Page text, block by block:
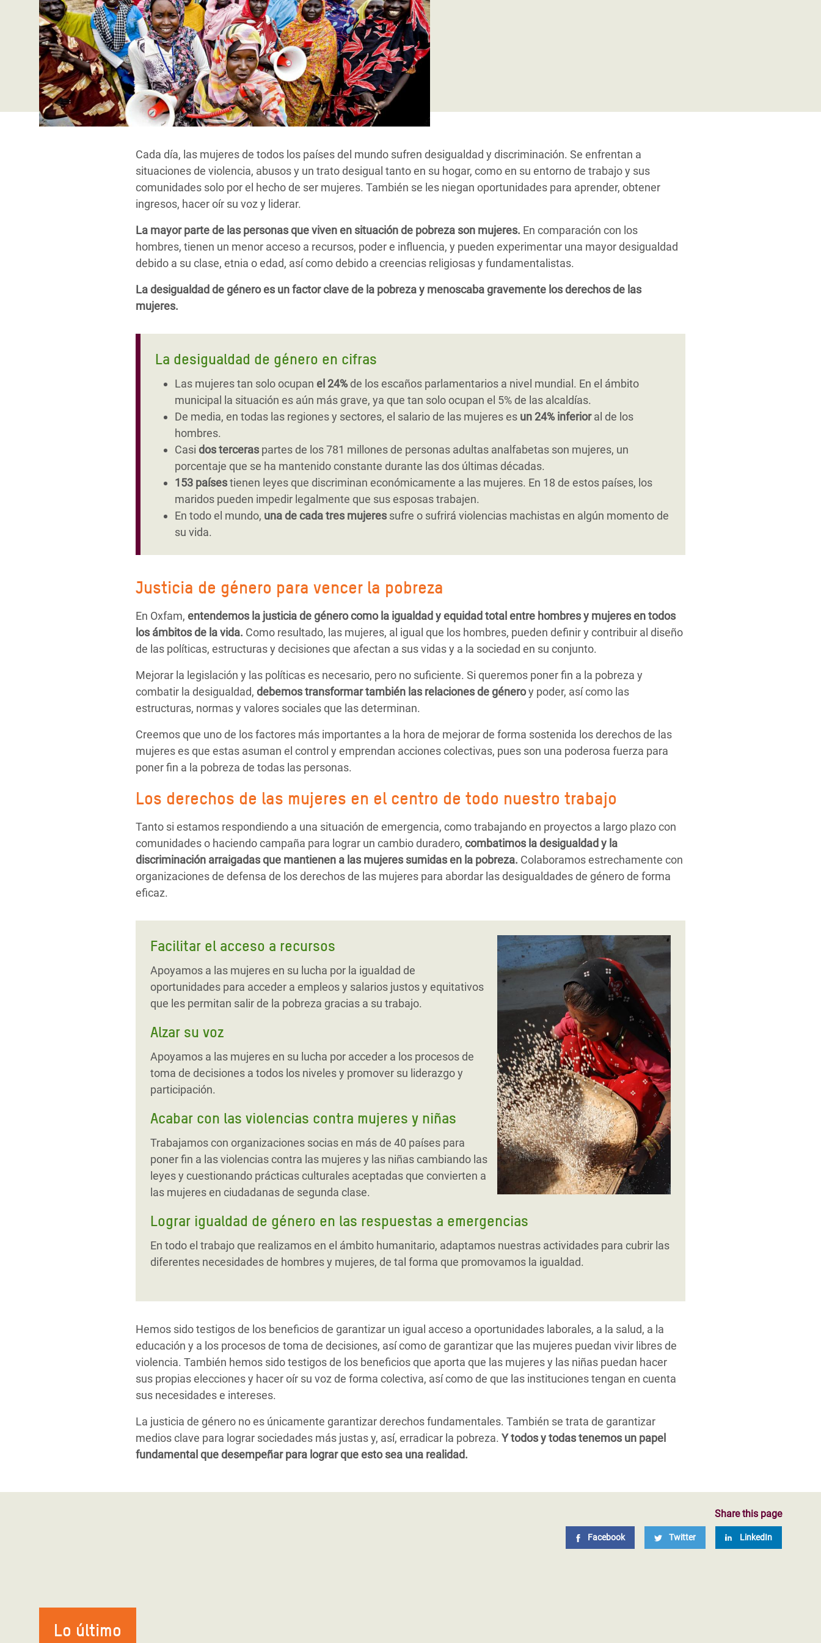
Conflictos y Desastres
Desigualdad Extrema y
Servicios Sociales Básicos
Inequality and Rights in a
Digital Age
Crisis Climática y Alimentaria
en África Oriental
Crisis de Personas Refugiadas
en Sudán del Sur
Crisis de Refugiados Rohinyá
en Bangladesh
Crisis en Yemen
#ActuaPorElClima
Erradiquemos el Sufrimiento Humano que
se Oculta tras los Alimentos
¡Basta! Acabemos con las violencias contra
mujeres y niñas
ayuda
a
la
navegación
Cada día, las mujeres de todos los países del mundo sufren desigualdad y discriminación. Se enfrentan a
situaciones de violencia, abusos y un trato desigual tanto en su hogar, como en su entorno de trabajo y sus
comunidades solo por el hecho de ser mujeres. También se les niegan oportunidades para aprender, obtener
ingresos, hacer oír su voz y liderar.
La mayor parte de las personas que viven en situación de pobreza son mujeres. En comparación con los
hombres, tienen un menor acceso a recursos, poder e influencia, y pueden experimentar una mayor desigualdad
debido a su clase, etnia o edad, así como debido a creencias religiosas y fundamentalistas.
La desigualdad de género es un factor clave de la pobreza y menoscaba gravemente los derechos de las
mujeres.
La desigualdad de género en cifras
Las mujeres tan solo ocupan el 24% de los escaños parlamentarios a nivel mundial. En el ámbito
municipal la situación es aún más grave, ya que tan solo ocupan el 5% de las alcaldías.
De media, en todas las regiones y sectores, el salario de las mujeres es un 24% inferioral de los
hombres.
Casi dos terceras partes de los 781 millones de personas adultas analfabetas son mujeres, un
porcentaje que se ha mantenido constante durante las dos últimas décadas.
153 paísestienen leyes que discriminan económicamente a las mujeres. En 18 de estos países, los
maridos pueden impedir legalmente que sus esposas trabajen.
En todo el mundo, una de cada tres mujeres sufre o sufrirá violencias machistas en algún momento de
su vida.
Justicia de género para vencer la pobreza
En Oxfam, entendemos la justicia de género como la igualdad y equidad total entre hombres y mujeres en todos
los ámbitos de la vida. Como resultado, las mujeres, al igual que los hombres, pueden definir y contribuir al diseño
de las políticas, estructuras y decisiones que afectan a sus vidas y a la sociedad en su conjunto.
Mejorar la legislación y las políticas es necesario, pero no suficiente. Si queremos poner fin a la pobreza y
combatir la desigualdad, debemos transformar también las relaciones de géneroy poder, así como las
estructuras, normas y valores sociales que las determinan.
Creemos que uno de los factores más importantes a la hora de mejorar de forma sostenida los derechos de las
mujeres es que estas asuman el control y emprendan acciones colectivas, pues son una poderosa fuerza para
poner fin a la pobreza de todas las personas.
Los derechos de las mujeres en el centro de todo nuestro trabajo
Tanto si estamos respondiendo a una situación de emergencia, como trabajando en proyectos a largo plazo con
comunidades o haciendo campaña para lograr un cambio duradero, combatimos la desigualdad y la
discriminación arraigadas que mantienen a las mujeres sumidas en la pobreza. Colaboramos estrechamente con
organizaciones de defensa de los derechos de las mujeres para abordar las desigualdades de género de forma
eficaz.
Facilitar el acceso a recursos
Apoyamos a las mujeres en su lucha por la igualdad de
oportunidades para acceder a empleos y salarios justos y equitativos
que les permitan salir de la pobreza gracias a su trabajo.
Alzar su voz
Apoyamos a las mujeres en su lucha por acceder a los procesos de
toma de decisiones a todos los niveles y promover su liderazgo y
participación.
Acabar con las violencias contra mujeres y niñas
Trabajamos con organizaciones socias en más de 40 países para
poner fin a las violencias contra las mujeres y las niñas cambiando las
leyes y cuestionando prácticas culturales aceptadas que convierten a
las mujeres en ciudadanas de segunda clase.
Lograr igualdad de género en las respuestas a emergencias
En todo el trabajo que realizamos en el ámbito humanitario, adaptamos nuestras actividades para cubrir las
diferentes necesidades de hombres y mujeres, de tal forma que promovamos la igualdad.
Hemos sido testigos de los beneficios de garantizar un igual acceso a oportunidades laborales, a la salud, a la
educación y a los procesos de toma de decisiones, así como de garantizar que las mujeres puedan vivir libres de
violencia. También hemos sido testigos de los beneficios que aporta que las mujeres y las niñas puedan hacer
sus propias elecciones y hacer oír su voz de forma colectiva, así como de que las instituciones tengan en cuenta
sus necesidades e intereses.
La justicia de género no es únicamente garantizar derechos fundamentales. También se trata de garantizar
medios clave para lograr sociedades más justas y, así, erradicar la pobreza. Y todos y todas tenemos un papel
fundamental que desempeñar para lograr que esto sea una realidad.
Share this page
Facebook Twitter LinkedIn
Lo último